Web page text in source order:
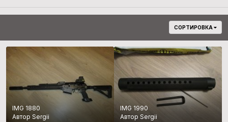
СОРТИРОВКА
IMG 1880
Автор Sergii
IMG 1990
Автор Sergii